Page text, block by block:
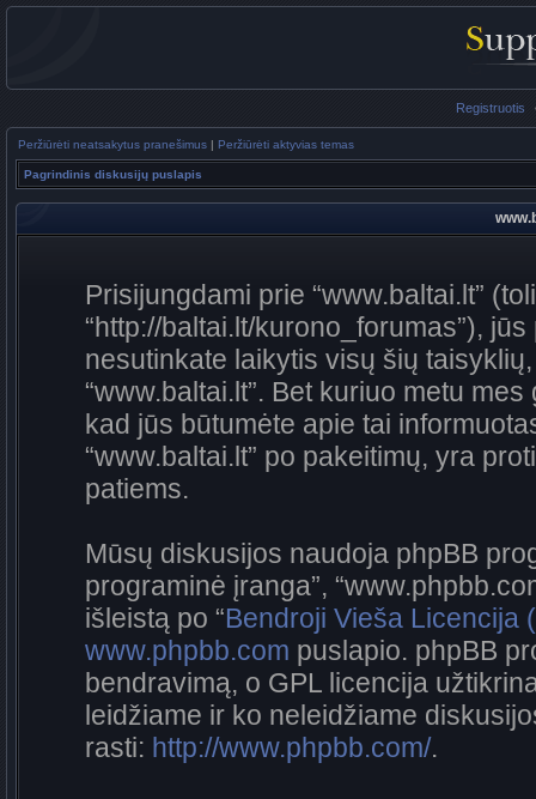
Registruotis
Peržiūrėti neatsakytus pranešimus | Peržiūrėti aktyvias temas
Pagrindinis diskusijų puslapis
Prisijungdami prie “www.baltai.lt”
“http://baltai.lt/kurono_forumas”),
nesutinkate laikytis visų šių
“www.baltai.lt”. Bet kuriuo metu
kad jūs būtumėte apie tai
“www.baltai.lt” po pakeitimų, yra
patiems.
Mūsų diskusijos naudoja phpBB
programinė įranga”,
išleistą po “Bendroji Vieša Licencija
www.phpbb.com puslapio. phpBB
bendravimą, o GPL licencija
leidžiame ir ko neleidžiame
rasti: http://www.phpbb.com/.